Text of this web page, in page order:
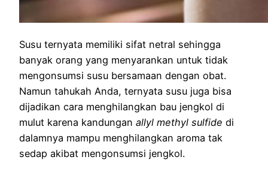
Susu ternyata memiliki sifat netral sehingga
banyak orang yang menyarankan untuk tidak
mengonsumsi susu bersamaan dengan obat.
Namun tahukah Anda, ternyata susu juga bisa
dijadikan cara menghilangkan bau jengkol di
mulut karena kandungan allyl methyl sulfide di
dalamnya mampu menghilangkan aroma tak
sedap akibat mengonsumsi jengkol.